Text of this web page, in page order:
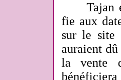
Tajan
fie aux
sur le site
auraient
la vente